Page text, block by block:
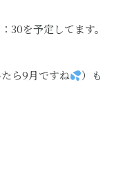
30を予定してます。
ら9月ですね
）も